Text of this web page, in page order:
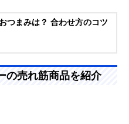
つまみは？ 合わせ方のコツ
の売れ筋商品を紹介